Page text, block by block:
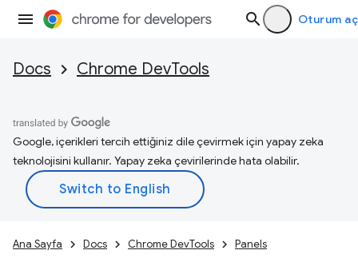
Oturum aç
Docs Chrome DevTools
Google, içerikleri tercih ettiğiniz dile çevirmek için yapay zeka
teknolojisini kullanır. Yapay zeka çevirilerinde hata olabilir.
Ana Sayfa Docs Chrome DevTools Panels